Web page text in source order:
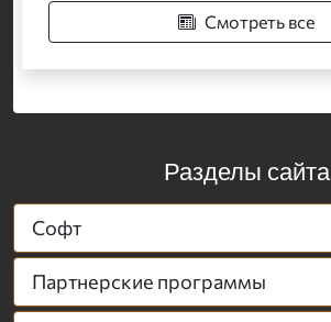
Смотреть все
Разделы сайта
Софт
Партнерские программы